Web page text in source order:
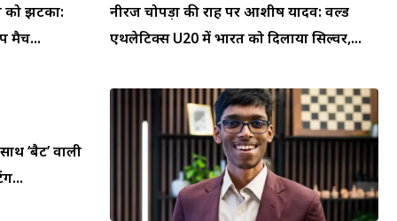
को झटका:
मैच...
नीरज चोपड़ा की राह पर आशीष यादव: वर्ल्ड
एथलेटिक्स U20 में भारत को दिलाया सिल्वर,...
‘बैट’ वाली